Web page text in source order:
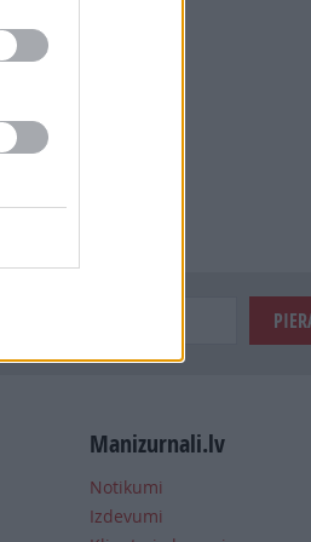
Manizurnali.lv
Notikumi
Izdevumi